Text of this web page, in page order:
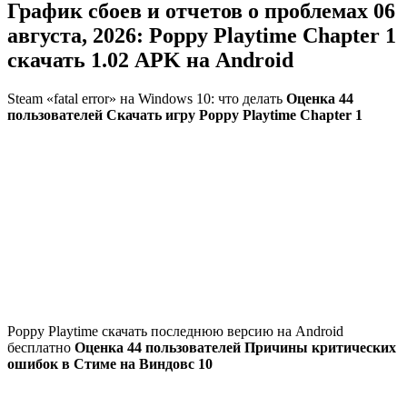
График сбоев и отчетов о проблемах 06
августа, 2026: Poppy Playtime Chapter 1
скачать 1.02 APK на Android
Steam «fatal error» на Windows 10: что делать Оценка 44
пользователей Скачать игру Poppy Playtime Chapter 1
Poppy Playtime скачать последнюю версию на Android
бесплатно Оценка 44 пользователей Причины критических
ошибок в Стиме на Виндовс 10